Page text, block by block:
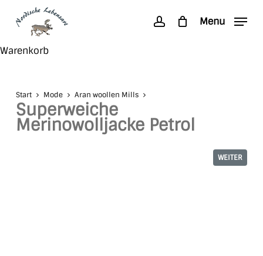
content
accountMenu
WarenkorbClose
Start Mode Aran woollen Mills
Superweiche
Merinowolljacke Petrol
WEITER